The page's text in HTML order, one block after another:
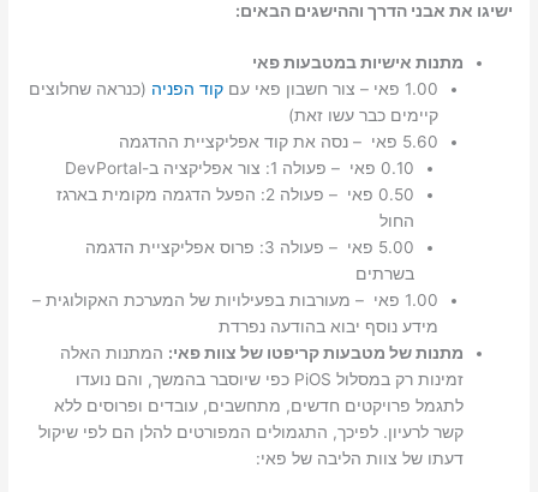
ישיגו את אבני הדרך וההישגים הבאים:
מתנות אישיות במטבעות פאי
1.00 פאי – צור חשבון פאי עם
קוד הפניה (כנראה שחלוצים
קיימים כבר עשו זאת)
5.60 פאי – נסה את קוד אפליקציית ההדגמה
0.10 פאי – פעולה 1: צור אפליקציה ב-DevPortal
0.50 פאי – פעולה 2: הפעל הדגמה מקומית בארגז
החול
5.00 פאי – פעולה 3: פרוס אפליקציית הדגמה
בשרתים
1.00 פאי – מעורבות בפעילויות של המערכת האקולוגית –
מידע נוסף יבוא בהודעה נפרדת
מתנות של מטבעות קריפטו של צוות פאי: המתנות האלה
זמינות רק במסלול PiOS כפי שיוסבר בהמשך, והם נועדו
לתגמל פרויקטים חדשים, מתחשבים, עובדים ופרוסים ללא
קשר לרעיון. לפיכך, התגמולים המפורטים להלן הם לפי שיקול
דעתו של צוות הליבה של פאי: